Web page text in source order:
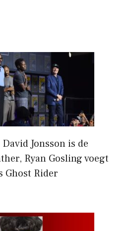
Jonsson is de
Ryan Gosling voegt
Ghost Rider